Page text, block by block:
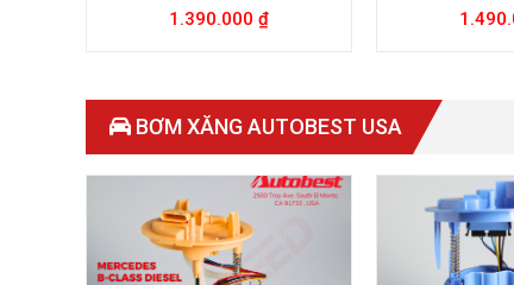
1.390.000 ₫
BƠM XĂNG AUTOBEST USA